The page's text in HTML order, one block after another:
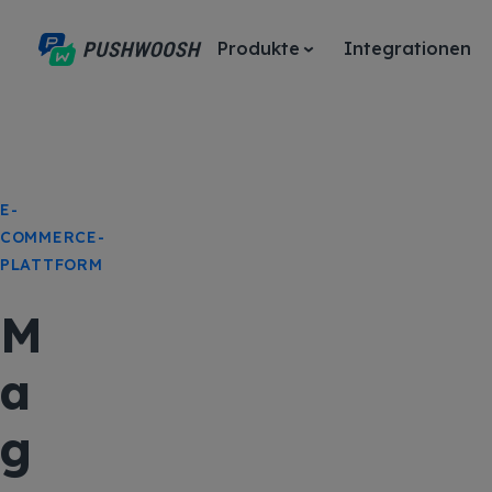
Produkte Integrationen
E-
COMMERCE-
PLATTFORM
M
a
g